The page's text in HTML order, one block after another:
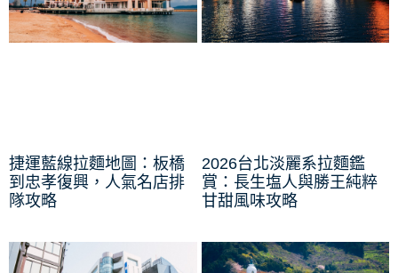
捷運藍線拉麵地圖：板橋
到忠孝復興，人氣名店排
隊攻略
2026台北淡麗系拉麵鑑
賞：長生塩人與勝王純粹
甘甜風味攻略